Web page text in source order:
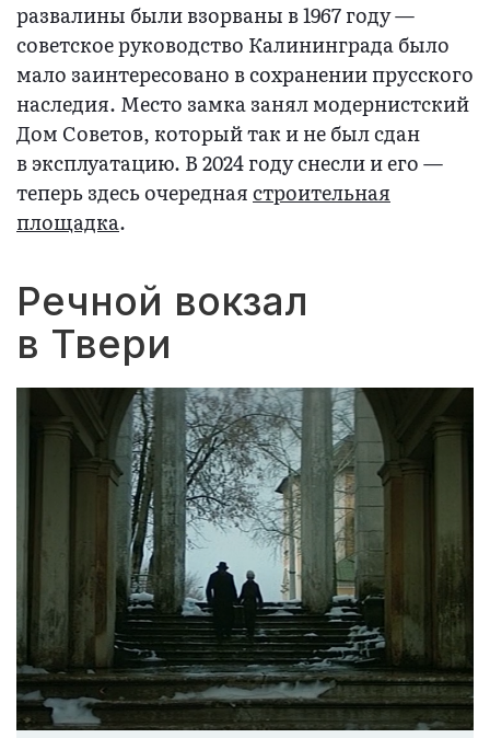
развалины были взорваны в 1967 году —
советское руководство Калининграда было
мало заинтересовано в сохранении прусского
наследия. Место замка занял модернистский
Дом Советов, который так и не был сдан
в эксплуатацию. В 2024 году снесли и его —
теперь здесь очереднаястроительная
площадка.
Речной вокзал
в Твери